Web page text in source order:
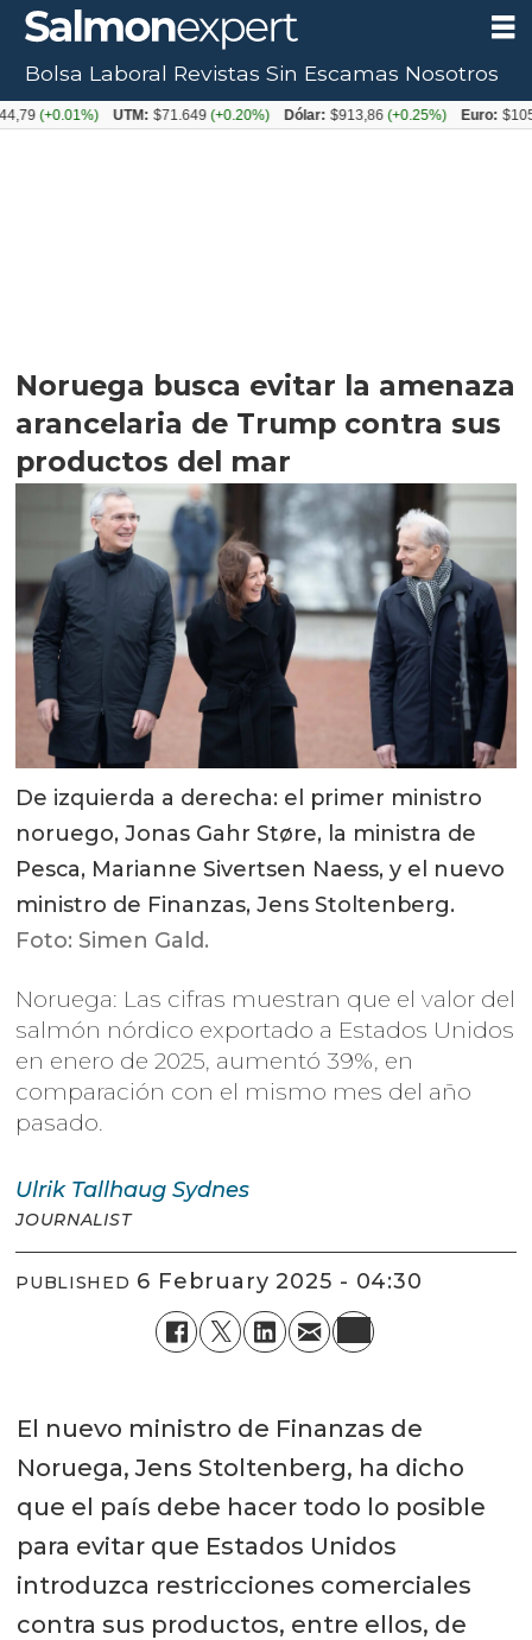
Noruega busca evitar la amenaza
arancelaria de Trump contra sus
productos del mar
De izquierda a derecha: el primer ministro
noruego, Jonas Gahr Støre, la ministra de
Pesca, Marianne Sivertsen Naess, y el nuevo
ministro de Finanzas, Jens Stoltenberg.
Foto: Simen Gald.
Noruega: Las cifras muestran que el valor del
salmón nórdico exportado a Estados Unidos
en enero de 2025, aumentó 39%, en
comparación con el mismo mes del año
pasado.
Ulrik Tallhaug Sydnes
JOURNALIST
PUBLISHED 6 February 2025 - 04:30
El nuevo ministro de Finanzas de
Noruega, Jens Stoltenberg, ha dicho
que el país debe hacer todo lo posible
para evitar que Estados Unidos
introduzca restricciones comerciales
contra sus productos, entre ellos, de
Bolsa Laboral Revistas Sin Escamas Nosotros
UTM: $71.649 (+0.20%) Dólar: $913,86 (+0.25%) Euro: $1053,08(-